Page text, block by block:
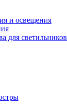
и освещения
для светильников